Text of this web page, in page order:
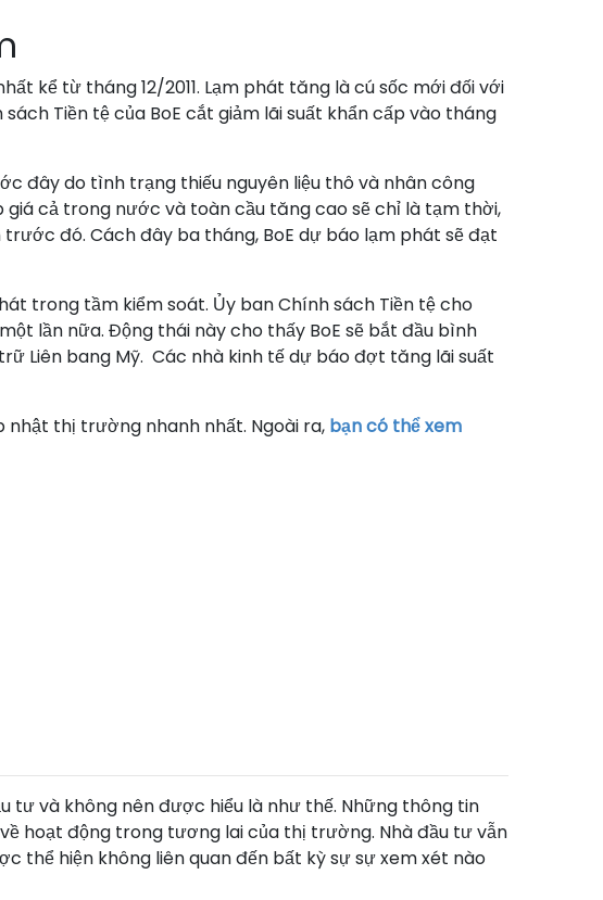
kể từ tháng 12/2011. Lạm phát tăng là cú sốc mới đối với
Tiền tệ của BoE cắt giảm lãi suất khẩn cấp vào tháng
đây do tình trạng thiếu nguyên liệu thô và nhân công
cả trong nước và toàn cầu tăng cao sẽ chỉ là tạm thời,
đó. Cách đây ba tháng, BoE dự báo lạm phát sẽ đạt
trong tầm kiểm soát. Ủy ban Chính sách Tiền tệ cho
lần nữa. Động thái này cho thấy BoE sẽ bắt đầu bình
Liên bang Mỹ. Các nhà kinh tế dự báo đợt tăng lãi suất
nhật thị trường nhanh nhất. Ngoài ra, bạn có thể xem
tư và không nên được hiểu là như thế. Những thông tin
hoạt động trong tương lai của thị trường. Nhà đầu tư vẫn
thể hiện không liên quan đến bất kỳ sự sự xem xét nào